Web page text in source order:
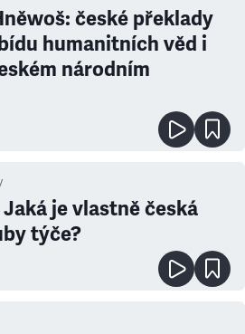
české překlady
humanitních věd i
národním
je vlastně česká
týče?